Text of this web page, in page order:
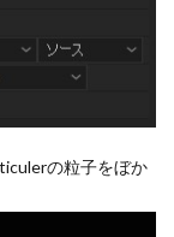
の粒子をぼか